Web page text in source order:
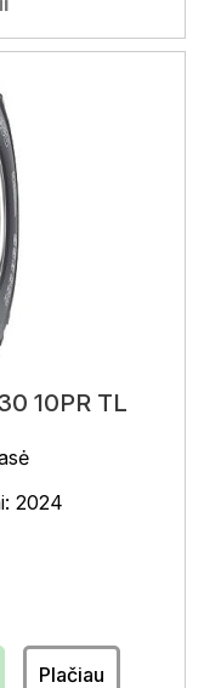
10PR TL
2024
Plačiau